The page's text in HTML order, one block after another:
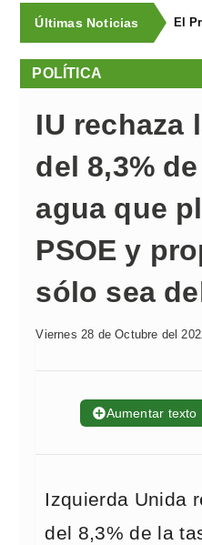
Últimas Noticias
POLÍTICA
IU rechaza
del 8,3%
agua que
PSOE y
sólo sea
Viernes 28 de Octubre del
➕Aumentar texto
Izquierda Unida
del 8,3% de la